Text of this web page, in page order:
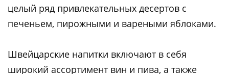
целый ряд привлекательных десертов с
печеньем, пирожными и вареными яблоками.
Швейцарские напитки включают в себя
широкий ассортимент вин и пива, а также